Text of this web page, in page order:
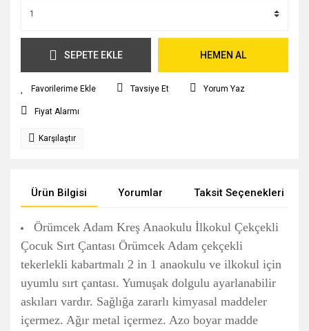
SEPETE EKLE HEMEN AL
Tavsiye Et Yorum Yaz
Fiyat Alarmı
Karşılaştır
Ürün Bilgisi Yorumlar Taksit Seçenekleri
Örümcek Adam Kreş Anaokulu İlkokul Çekçekli
Çocuk Sırt Çantası Örümcek Adam çekçekli
tekerlekli kabartmalı 2 in 1 anaokulu ve ilkokul için
uyumlu sırt çantası. Yumuşak dolgulu ayarlanabilir
askıları vardır. Sağlığa zararlı kimyasal maddeler
içermez. Ağır metal içermez. Azo boyar madde